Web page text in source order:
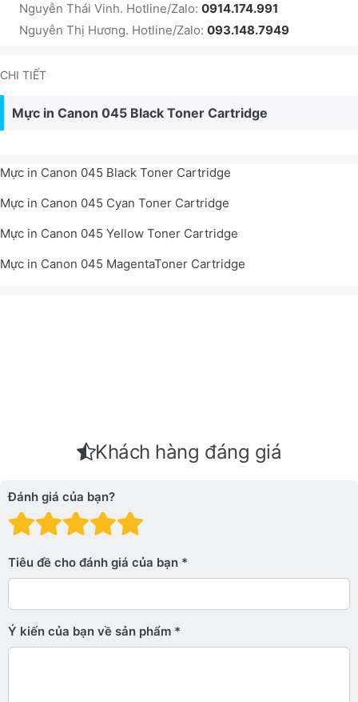
Nguyễn Thái Vinh. Hotline/Zalo: 0914.174.991
Nguyễn Thị Hương. Hotline/Zalo: 093.148.7949
CHI TIẾT
Mực in Canon 045 Black Toner Cartridge
Mực in Canon 045 Black Toner Cartridge
Mực in Canon 045 Cyan Toner Cartridge
Mực in Canon 045 Yellow Toner Cartridge
Mực in Canon 045 MagentaToner Cartridge
Khách hàng đáng giá
Đánh giá của bạn?
Đánh giá: 4 trên 5
Đánh giá: 3 trên 5 sao.
Đánh giá: 2 trên 5 sao.
Đánh giá: 1 trên 5 sao. Xấu
Tiêu đề cho đánh giá của bạn
Ý kiến ​​của bạn về sản phẩm